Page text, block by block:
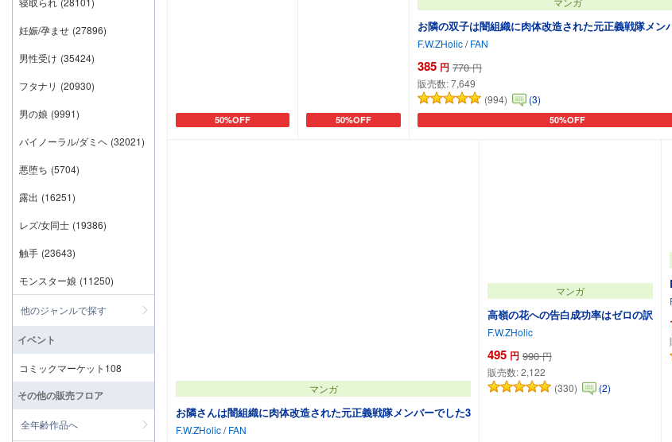
50%OFF
カートに追加 50%OFF
カートに追加
お隣の双子は闇組織に肉体改造された元正義戦隊メン
F.W.ZHolic/ FAN
385 円 770 円
販売数:7,649
(994)
(3)
50%OFF
カートに追加
マンガ
お隣さんは闇組織に肉体改造された元正義戦隊メンバーでした3
F.W.ZHolic/ FAN
マンガ
高嶺の花への告白成功率はゼロの訳
F.W.ZHolic
495 円 990 円
販売数:2,122
(330)
(2)
妊娠/孕ませ (27896)
男性受け (35424)
フタナリ (20930)
男の娘 (9991)
バイノーラル/ダミヘ (32021)
悪堕ち (5704)
露出 (16251)
レズ/女同士 (19386)
触手 (23643)
モンスター娘 (11250)
他のジャンルで探す
イベント
コミックマーケット108
その他の販売フロア
全年齢作品へ